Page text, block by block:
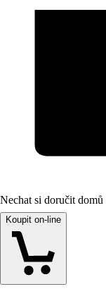
Nechat si doručit domů
Koupit on-line